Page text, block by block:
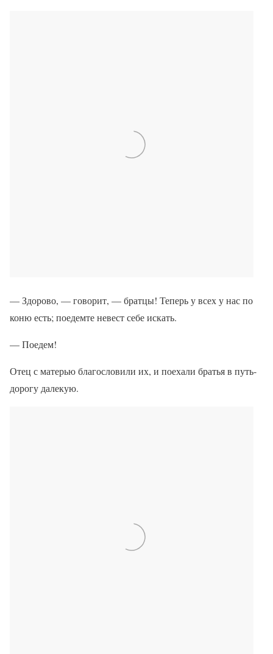
— Здорово, — говорит, — братцы! Теперь у всех у нас по
коню есть; поедемте невест себе искать.
— Поедем!
Отец с матерью благословили их, и поехали братья в путь-
дорогу далекую.